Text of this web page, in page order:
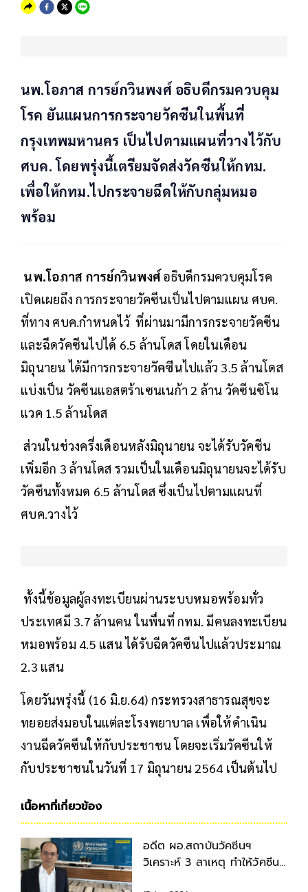
นพ.โอภาส การย์กวินพงศ์ อธิบดีกรมควบคุม
โรค ยันแผนการกระจายวัคซีนในพื้นที่
กรุงเทพมหานคร เป็นไปตามแผนที่วางไว้กับ
ศบค. โดยพรุ่งนี้เตรียมจัดส่งวัคซีนให้กทม.
เพื่อให้กทม.ไปกระจายฉีดให้กับกลุ่มหมอ
พร้อม
นพ.โอภาส การย์กวินพงศ์ อธิบดีกรมควบคุมโรค
เปิดเผยถึง การกระจายวัคซีนเป็นไปตามแผน ศบค.
ที่ทาง ศบค.กำหนดไว้ ที่ผ่านมามีการกระจายวัคซีน
และฉีดวัคซีนไปได้ 6.5 ล้านโดส โดยในเดือน
มิถุนายน ได้มีการกระจายวัคซีนไปแล้ว 3.5 ล้านโดส
แบ่งเป็น วัคซีนแอสตร้าเซนเนก้า 2 ล้าน วัคซีนซิโน
แวค 1.5 ล้านโดส
ส่วนในช่วงครึ่งเดือนหลังมิถุนายน จะได้รับวัคซีน
เพิ่มอีก 3 ล้านโดส รวมเป็นในเดือนมิถุนายนจะได้รับ
วัคซีนทั้งหมด 6.5 ล้านโดส ซึ่งเป็นไปตามแผนที่
ศบค.วางไว้
ทั้งนี้ข้อมูลผู้ลงทะเบียนผ่านระบบหมอพร้อมทั่ว
ประเทศมี 3.7 ล้านคน ในพื่นที่ กทม. มีคนลงทะเบียน
หมอพร้อม 4.5 แสน ได้รับฉีดวัคซีนไปแล้วประมาณ
2.3 แสน
โดยวันพรุ่งนี้ (16 มิ.ย.64) กระทรวงสาธารณสุขจะ
ทยอยส่งมอบในแต่ละโรงพยาบาล เพื่อให้ดำเนิน
งานฉีดวัคซีนให้กับประชาชน โดยจะเริ่มวัคซีนให้
กับประชาชนในวันที่ 17 มิถุนายน 2564 เป็นต้นไป
เนื้อหาที่เกี่ยวข้อง
อดีต ผอ.สถาบันวัคซีนฯ
วิเคราะห์ 3 สาเหตุ ทำให้วัคซีน